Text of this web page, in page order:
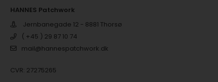
HANNES Patchwork
Jernbanegade 12 - 8881 Thorsø
( +45 ) 29 87 10 74
mail@hannespatchwork.dk
CVR: 27275265